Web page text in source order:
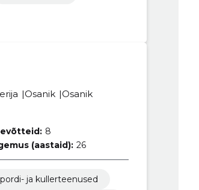
Osanik Osanik
8
(aastaid): 26
ja kullerteenused